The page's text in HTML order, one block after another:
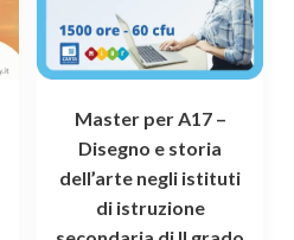
Master per A17 –
Disegno e storia
dell’arte negli istituti
di istruzione